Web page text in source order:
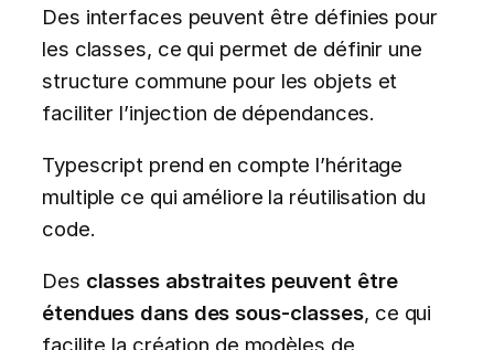
Des interfaces peuvent être définies pour
les classes, ce qui permet de définir une
structure commune pour les objets et
faciliter l’injection de dépendances.
Typescript prend en compte l’héritage
multiple ce qui améliore la réutilisation du
code.
Des classes abstraites peuvent être
étendues dans des sous-classes, ce qui
facilite la création de modèles de